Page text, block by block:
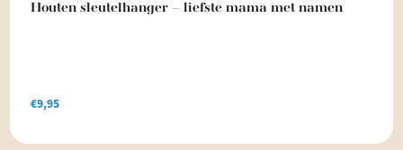
Houten sleutelhanger – liefste mama met namen
€9,95